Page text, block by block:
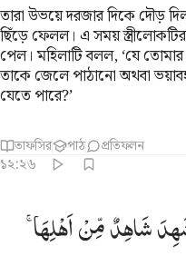
তারা উভয়ে দরজার দিকে দৌড়
ছিঁড়ে ফেলল। এ সময়
পেল। মহিলাটি বলল, ‘যে
তাকে জেলে পাঠানো অথবা
যেতে পারে?’
তাফসির পাঠ প্রতিফলন
১২:২৬
اهلها ان كان قميصه قد من
مِّنْ أَهْلِهَآ إِن كَانَ
شَاهِدٌمِّنْاَهْلِهَا ۚ